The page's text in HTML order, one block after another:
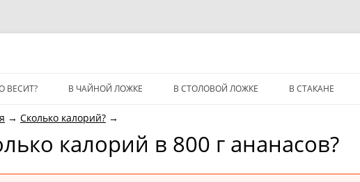
ВЕСИТ? В ЧАЙНОЙ ЛОЖКЕ В СТОЛОВОЙ ЛОЖКЕ В СТАКАНЕ
→ Cколько калорий? →
калорий в 800 г ананасов?